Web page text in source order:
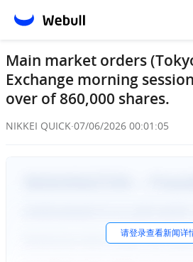
Main market orders
Exchange morning
over of 860,000 shares.
NIKKEI QUICK·07/06/2026 00:01:05
请登录查看新闻详